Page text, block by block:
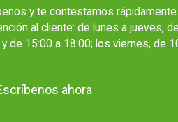
y te contestamos
al cliente: de lunes a jueves,
de 15:00 a 18:00; los viernes, de
ahora